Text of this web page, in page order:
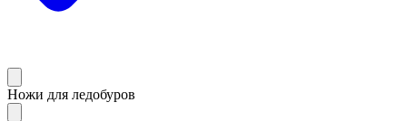
Ножи для ледобуров